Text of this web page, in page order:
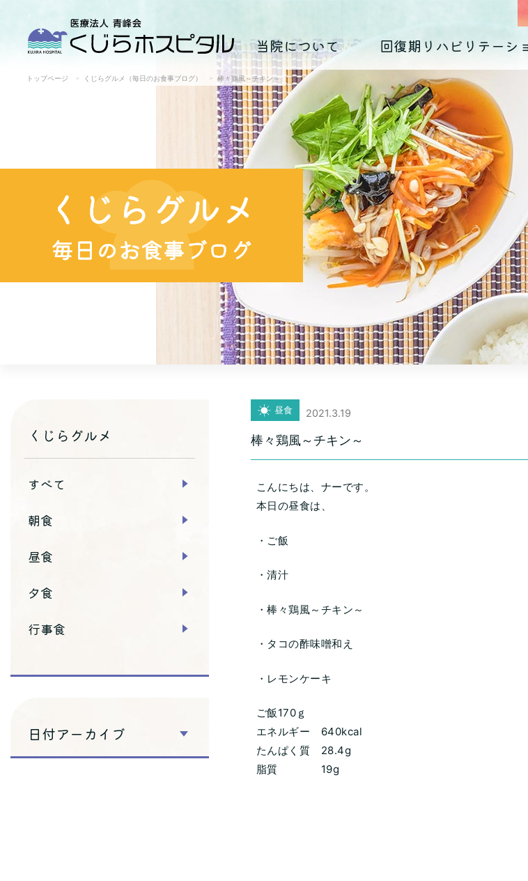
当院について 回復期リハビリテーシ
はじめまして、
くじらホスピタルです
医師紹介 インタビュー
アクセス
回復期リハビリテーション
毎日のお食事（くじらグルメ）
地域包括ケア(心療内科)のご案内
摂食障害
依存症
思春期の問題
入院のご案内
トップページ くじらグルメ（毎日のお食事ブログ） 棒々鶏風～チキン～
昼食 2021.3.19
棒々鶏風～チキン～
こんにちは、ナーです。
本日の昼食は、
・ご飯
・清汁
・棒々鶏風～チキン～
・タコの酢味噌和え
・レモンケーキ
ご飯170ｇ
エネルギー 640kcal
たんぱく質 28.4g
脂質 19g
くじらグルメ
すべて
朝食
昼食
夕食
行事食
日付アーカイブ